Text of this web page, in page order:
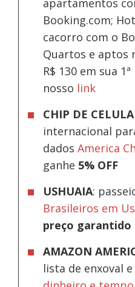
apartamentos
Booking.com;
cacorro com o
Quartos e aptos
R$ 130 em sua
nosso link
CHIP DE
internacional
dadosAmerica
ganhe 5% OFF
USHUAIA:
Brasileiros em
preço garantido
AMAZON
lista de enxoval e